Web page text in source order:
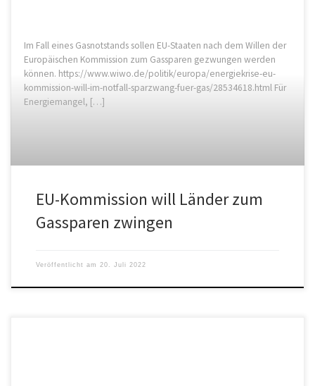
Im Fall eines Gasnotstands sollen EU-Staaten nach dem Willen der
Europäischen Kommission zum Gassparen gezwungen werden
können. https://www.wiwo.de/politik/europa/energiekrise-eu-
kommission-will-im-notfall-sparzwang-fuer-gas/28534618.html Für
Energiemangel, […]
EU-Kommission will Länder zum
Gassparen zwingen
Veröffentlicht am 20. Juli 2022